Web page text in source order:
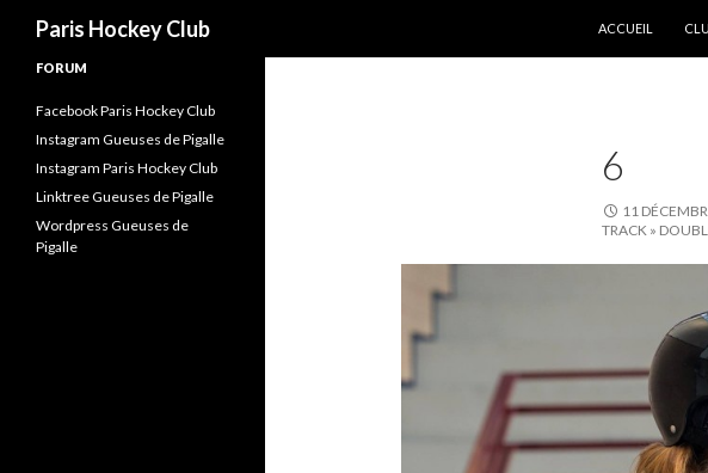
Paris Hockey Club
ACCUEIL
6
11
TRACK »
FORUM
Facebook Paris Hockey Club
Instagram Gueuses de Pigalle
Instagram Paris Hockey Club
Linktree Gueuses de Pigalle
Wordpress Gueuses de
Pigalle